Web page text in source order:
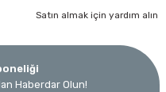
Satın almak için yardım alın
Haberdar Olun!